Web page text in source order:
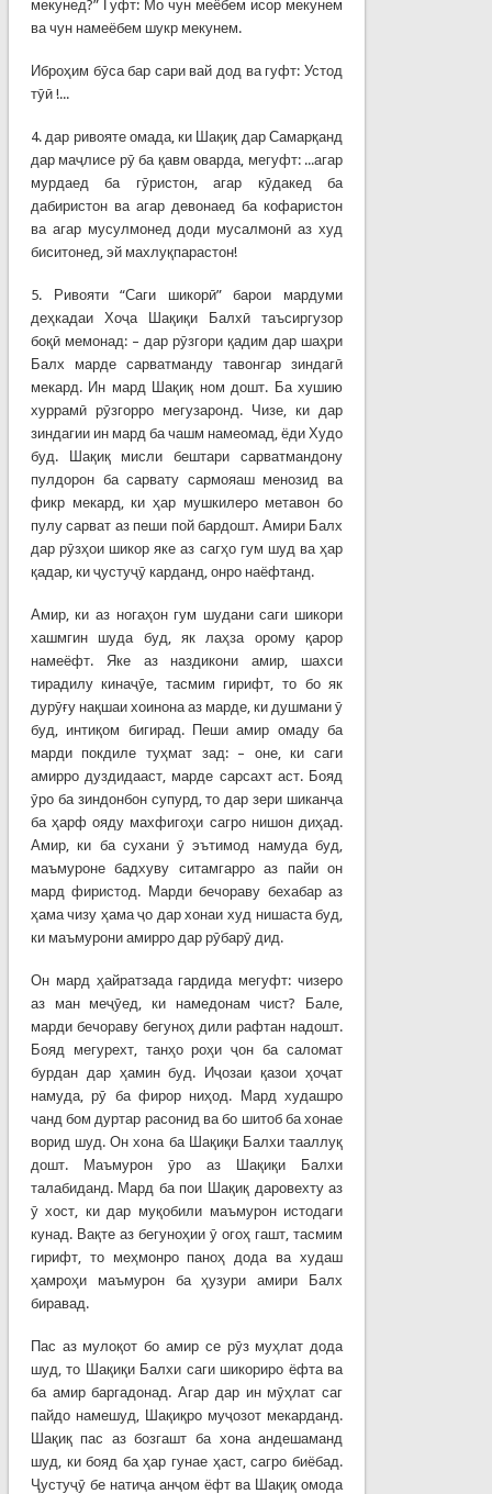
мекунед?” Гуфт: Мо чун меёбем исор мекунем
ва чун намеёбем шукр мекунем.
Иброҳим бӯса бар сари вай дод ва гуфт: Устод
тӯӣ !...
4. дар ривояте омада, ки Шақиқ дар Самарқанд
дар маҷлисе рӯ ба қавм оварда, мегуфт: ...агар
мурдаед ба гӯристон, агар кӯдакед ба
дабиристон ва агар девонаед ба кофаристон
ва агар мусулмонед доди мусалмонӣ аз худ
биситонед, эй махлуқпарастон!
5. Ривояти “Саги шикорӣ” барои мардуми
деҳкадаи Хоҷа Шақиқи Балхӣ таъсиргузор
боқӣ мемонад: – дар рӯзгори қадим дар шаҳри
Балх марде сарватманду тавонгар зиндагӣ
мекард. Ин мард Шақиқ ном дошт. Ба хушию
хуррамӣ рӯзгорро мегузаронд. Чизе, ки дар
зиндагии ин мард ба чашм намеомад, ёди Худо
буд. Шақиқ мисли бештари сарватмандону
пулдорон ба сарвату сармояаш менозид ва
фикр мекард, ки ҳар мушкилеро метавон бо
пулу сарват аз пеши пой бардошт. Амири Балх
дар рӯзҳои шикор яке аз сагҳо гум шуд ва ҳар
қадар, ки ҷустуҷӯ карданд, онро наёфтанд.
Амир, ки аз ногаҳон гум шудани саги шикори
хашмгин шуда буд, як лаҳза орому қарор
намеёфт. Яке аз наздикони амир, шахси
тирадилу кинаҷӯе, тасмим гирифт, то бо як
дурӯғу нақшаи хоинона аз марде, ки душмани ӯ
буд, интиқом бигирад. Пеши амир омаду ба
марди покдиле туҳмат зад: – оне, ки саги
амирро дуздидааст, марде сарсахт аст. Бояд
ӯро ба зиндонбон супурд, то дар зери шиканҷа
ба ҳарф ояду махфигоҳи сагро нишон диҳад.
Амир, ки ба сухани ӯ эътимод намуда буд,
маъмуроне бадхуву ситамгарро аз пайи он
мард фиристод. Марди бечораву бехабар аз
ҳама чизу ҳама ҷо дар хонаи худ нишаста буд,
ки маъмурони амирро дар рӯбарӯ дид.
Он мард ҳайратзада гардида мегуфт: чизеро
аз ман меҷӯед, ки намедонам чист? Бале,
марди бечораву бегуноҳ дили рафтан надошт.
Бояд мегурехт, танҳо роҳи ҷон ба саломат
бурдан дар ҳамин буд. Иҷозаи қазои ҳоҷат
намуда, рӯ ба фирор ниҳод. Мард худашро
чанд бом дуртар расонид ва бо шитоб ба хонае
ворид шуд. Он хона ба Шақиқи Балхи тааллуқ
дошт. Маъмурон ӯро аз Шақиқи Балхи
талабиданд. Мард ба пои Шақиқ даровехту аз
ӯ хост, ки дар муқобили маъмурон истодаги
кунад. Вақте аз бегуноҳии ӯ огоҳ гашт, тасмим
гирифт, то меҳмонро паноҳ дода ва худаш
ҳамроҳи маъмурон ба ҳузури амири Балх
биравад.
Пас аз мулоқот бо амир се рӯз муҳлат дода
шуд, то Шақиқи Балхи саги шикориро ёфта ва
ба амир баргадонад. Агар дар ин мӯҳлат саг
пайдо намешуд, Шақиқро муҷозот мекарданд.
Шақиқ пас аз бозгашт ба хона андешаманд
шуд, ки бояд ба ҳар гунае ҳаст, сагро биёбад.
Ҷустуҷӯ бе натиҷа анҷом ёфт ва Шақиқ омода